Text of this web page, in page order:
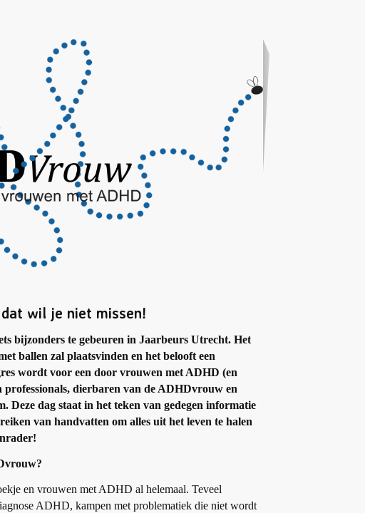
wil je niet missen!
bijzonders te gebeuren in Jaarbeurs Utrecht. Het
ballen zal plaatsvinden en het belooft een
wordt voor een door vrouwen met ADHD (en
dierbaren van de ADHDvrouw en
Deze dag staat in het teken van gedegen informatie
van handvatten om alles uit het leven te halen
en vrouwen met ADHD al helemaal. Teveel
ADHD, kampen met problematiek die niet wordt